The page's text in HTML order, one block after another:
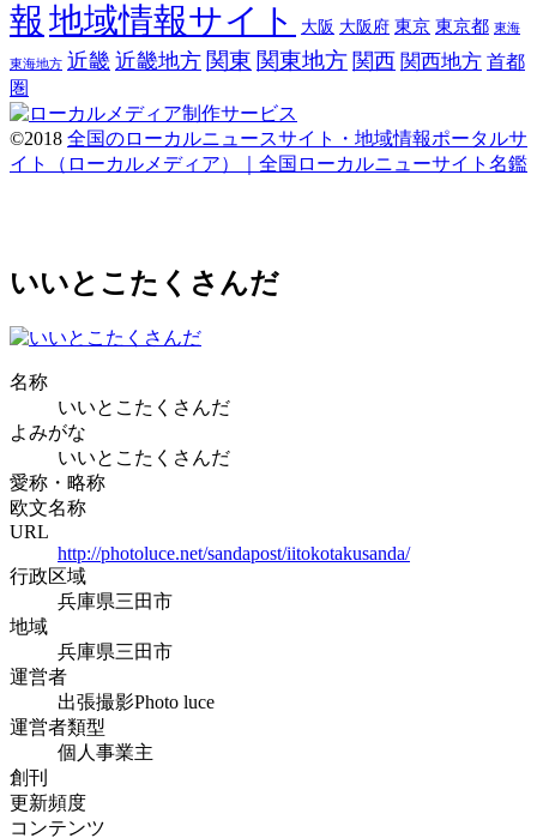
報 地域情報サイト 大阪 大阪府 東京 東京都 東海
東海地方 近畿 近畿地方 関東 関東地方 関西 関西地方 首都
圏
©2018 全国のローカルニュースサイト・地域情報ポータルサ
イト（ローカルメディア）｜全国ローカルニューサイト名鑑
いいとこたくさんだ
名称
いいとこたくさんだ
よみがな
いいとこたくさんだ
愛称・略称
欧文名称
URL
http://photoluce.net/sandapost/iitokotakusanda/
行政区域
兵庫県三田市
地域
兵庫県三田市
運営者
出張撮影Photo luce
運営者類型
個人事業主
創刊
更新頻度
コンテンツ